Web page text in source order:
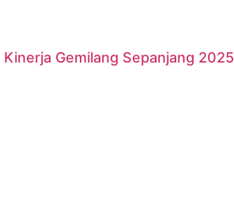
Gemilang Sepanjang 2025